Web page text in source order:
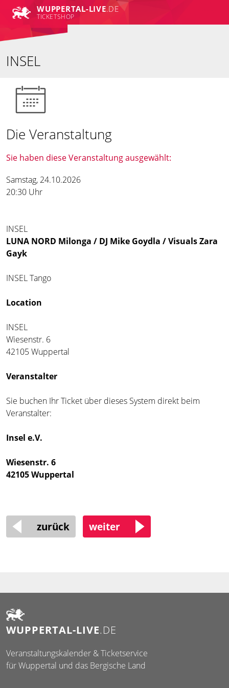
WUPPERTAL-LIVE.DE
TICKETSHOP
INSEL
Die Veranstaltung
Sie haben diese Veranstaltung ausgewählt:
Samstag, 24.10.2026
20:30 Uhr
INSEL
LUNA NORD Milonga / DJ Mike Goydla / Visuals Zara
Gayk
INSEL Tango
Location
INSEL
Wiesenstr. 6
42105 Wuppertal
Veranstalter
Sie buchen Ihr Ticket über dieses System direkt beim
Veranstalter:
Insel e.V.
Wiesenstr. 6
42105 Wuppertal
zurück weiter
WUPPERTAL-LIVE.DE
Veranstaltungskalender & Ticketservice
für Wuppertal und das Bergische Land